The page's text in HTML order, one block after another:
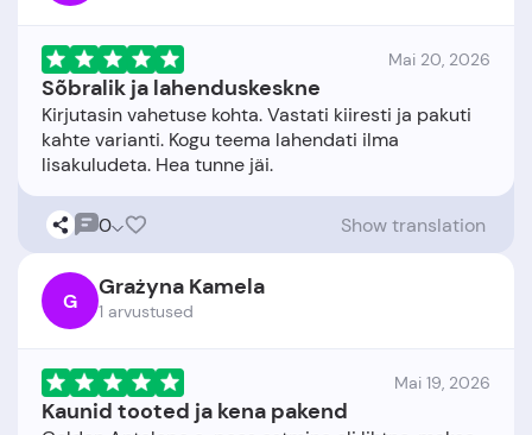
Mai 20, 2026
Sõbralik ja lahenduskeskne
Kirjutasin vahetuse kohta. Vastati kiiresti ja pakuti
kahte varianti. Kogu teema lahendati ilma
0 Show translation
G Grażyna Kamela
1 arvustused
Mai 19, 2026
Kaunid tooted ja kena pakend